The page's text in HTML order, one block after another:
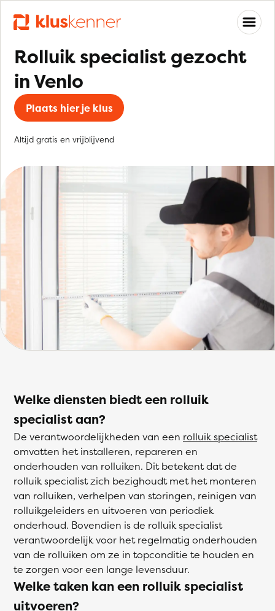
Rolluik specialist gezocht
in Venlo
Plaats hier je klus
Altijd gratis en vrijblijvend
Welke diensten biedt een rolluik
specialist aan?
De verantwoordelijkheden van een rolluik specialist
omvatten het installeren, repareren en
onderhouden van rolluiken. Dit betekent dat de
rolluik specialist zich bezighoudt met het monteren
van rolluiken, verhelpen van storingen, reinigen van
rolluikgeleiders en uitvoeren van periodiek
onderhoud. Bovendien is de rolluik specialist
verantwoordelijk voor het regelmatig onderhouden
van de rolluiken om ze in topconditie te houden en
te zorgen voor een lange levensduur.
Welke taken kan een rolluik specialist
uitvoeren?